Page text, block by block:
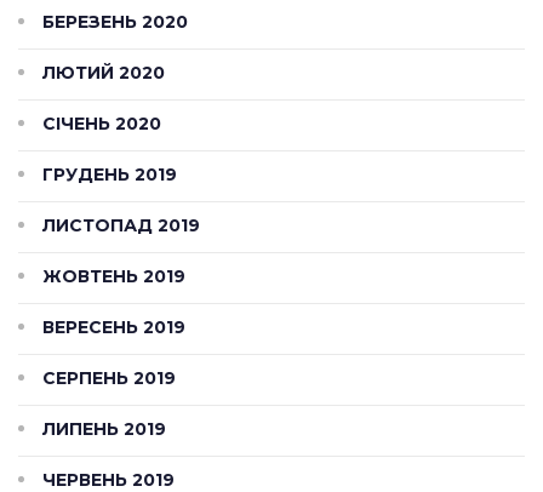
БЕРЕЗЕНЬ 2020
ЛЮТИЙ 2020
СІЧЕНЬ 2020
ГРУДЕНЬ 2019
ЛИСТОПАД 2019
ЖОВТЕНЬ 2019
ВЕРЕСЕНЬ 2019
СЕРПЕНЬ 2019
ЛИПЕНЬ 2019
ЧЕРВЕНЬ 2019